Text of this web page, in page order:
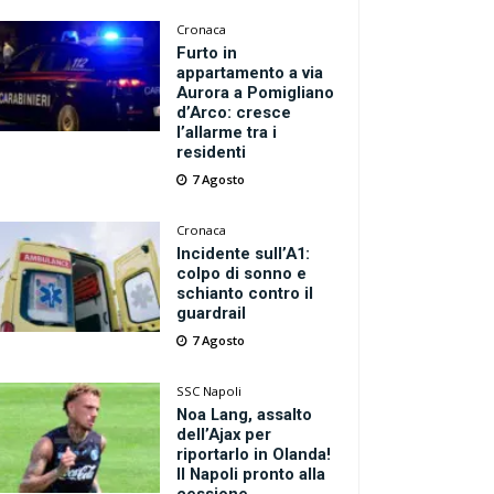
Cronaca
Furto in
appartamento a via
Aurora a Pomigliano
d’Arco: cresce
l’allarme tra i
residenti
7 Agosto
Cronaca
Incidente sull’A1:
colpo di sonno e
schianto contro il
guardrail
7 Agosto
SSC Napoli
Noa Lang, assalto
dell’Ajax per
riportarlo in Olanda!
Il Napoli pronto alla